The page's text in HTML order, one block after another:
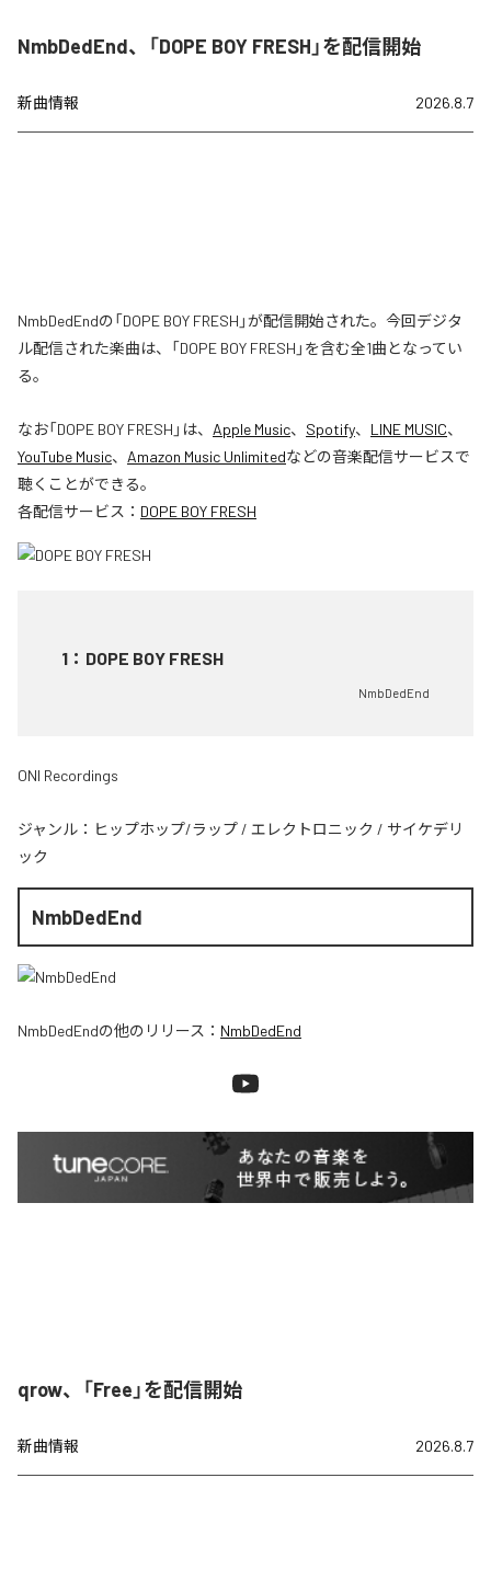
NmbDedEnd、「DOPE BOY FRESH」を配信開始
新曲情報 2026.8.7
NmbDedEndの「DOPE BOY FRESH」が配信開始された。今回デジタ
ル配信された楽曲は、「DOPE BOY FRESH」を含む全1曲となってい
る。
なお「DOPE BOY FRESH 」は、 Apple Music、 Spotify、 LINE MUSIC、
YouTube Music、 Amazon Music Unlimitedなどの音楽配信サービスで
聴くことができる。
各配信サービス： DOPE BOY FRESH
1 ： DOPE BOY FRESH
NmbDedEnd
ONI Recordings
ジャンル： ヒップホップ/ラップ / エレクトロニック / サイケデリ
ック
NmbDedEnd
NmbDedEndの他のリリース： NmbDedEnd
qrow、「Free」を配信開始
新曲情報 2026.8.7